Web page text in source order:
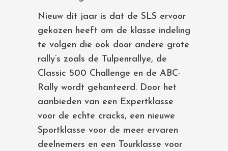
Nieuw dit jaar is dat de SLS ervoor
gekozen heeft om de klasse indeling
te volgen die ook door andere grote
rally’s zoals de Tulpenrallye, de
Classic 500 Challenge en de ABC-
Rally wordt gehanteerd. Door het
aanbieden van een Expertklasse
voor de echte cracks, een nieuwe
Sportklasse voor de meer ervaren
deelnemers en een Tourklasse voor